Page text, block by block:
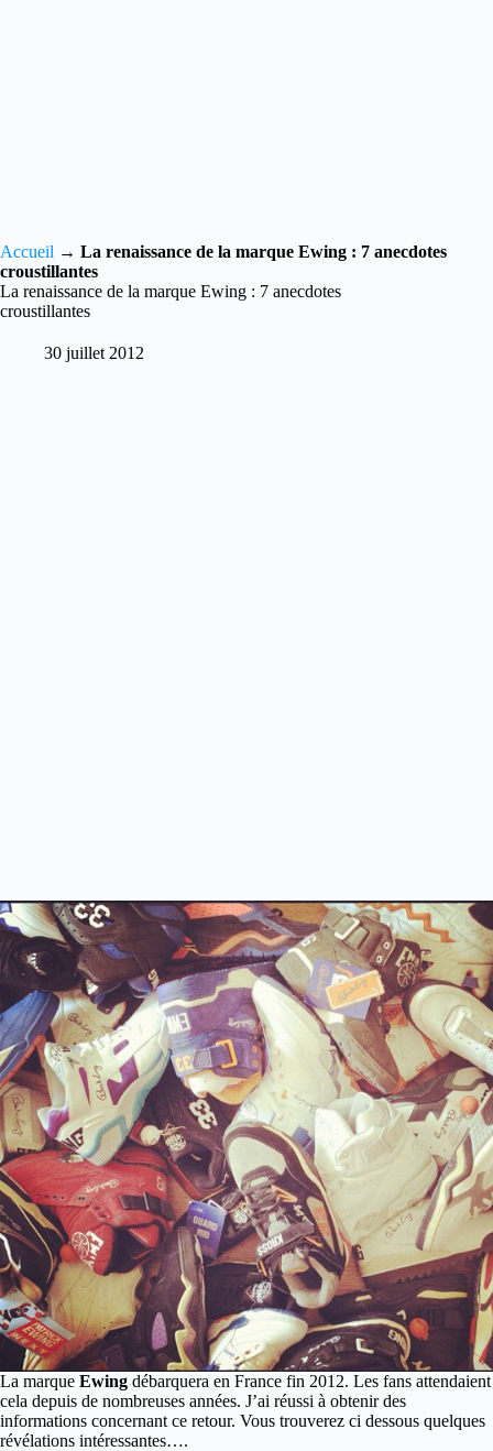
Accueil → La renaissance de la marque Ewing : 7 anecdotes
croustillantes
La renaissance de la marque Ewing : 7 anecdotes
croustillantes
30 juillet 2012
La marque Ewing débarquera en France fin 2012. Les fans attendaient
cela depuis de nombreuses années. J’ai réussi à obtenir des
informations concernant ce retour. Vous trouverez ci dessous quelques
révélations intéressantes….